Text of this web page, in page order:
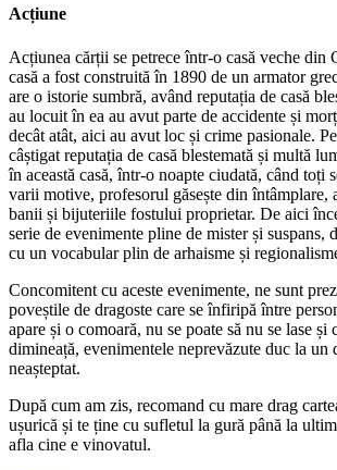
Acțiune
Acțiunea cărții se petrece într-o casă veche din
casă a fost construită în 1890 de un armator
are o istorie sumbră, având reputația de casă
au locuit în ea au avut parte de accidente și
decât atât, aici au avut loc și crime pasionale.
câștigat reputația de casă blestemată și multă
în această casă, într-o noapte ciudată, când toți
varii motive, profesorul găsește din întâmplare,
banii și bijuteriile fostului proprietar. De aici
serie de evenimente pline de mister și suspans,
cu un vocabular plin de arhaisme și
Concomitent cu aceste evenimente, ne sunt
poveștile de dragoste care se înfiripă între
apare și o comoară, nu se poate să nu se lase și
dimineață, evenimentele neprevăzute duc la un
neașteptat.
După cum am zis, recomand cu mare drag
ușurică și te ține cu sufletul la gură până la
afla cine e vinovatul.